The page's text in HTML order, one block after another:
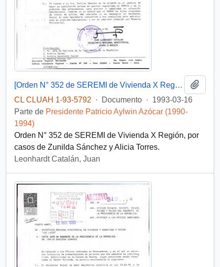
[Orden N° 352 de SEREMI de Vivienda X Región]
CL CLUAH 1-93-5792
· Documento · 1993-03-16
Parte de Presidente Patricio Aylwin Azócar (1990-
1994)
Orden N° 352 de SEREMI de Vivienda X Región, por
casos de Zunilda Sánchez y Alicia Torres.
Leonhardt Catalán, Juan